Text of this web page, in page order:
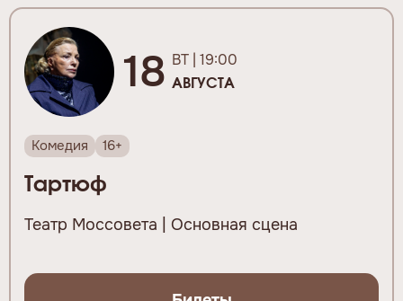
18 ВТ | 19:00
АВГУСТА
Комедия 16+
Тартюф
Театр Моссовета | Основная сцена